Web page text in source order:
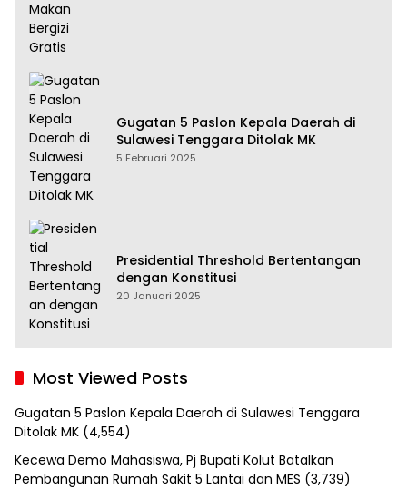
Gugatan 5 Paslon Kepala Daerah di
Sulawesi Tenggara Ditolak MK
5 Februari 2025
Presidential Threshold Bertentangan
dengan Konstitusi
20 Januari 2025
Most Viewed Posts
Gugatan 5 Paslon Kepala Daerah di Sulawesi Tenggara
Ditolak MK (4,554)
Kecewa Demo Mahasiswa, Pj Bupati Kolut Batalkan
Pembangunan Rumah Sakit 5 Lantai dan MES (3,739)